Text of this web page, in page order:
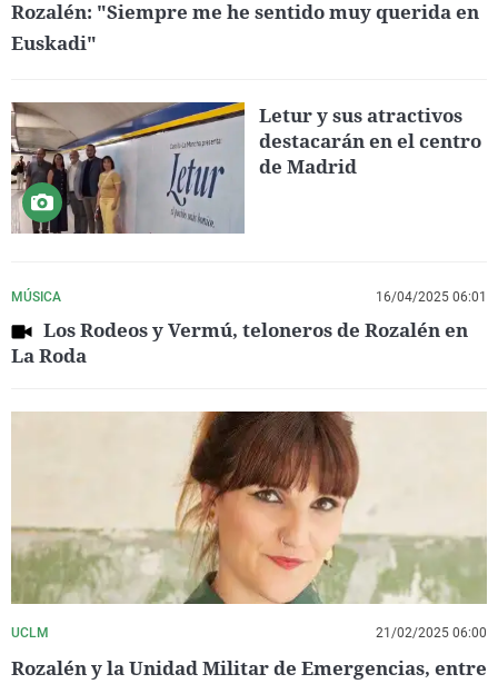
Rozalén: "Siempre me he sentido muy querida en
Euskadi"
Letur y sus atractivos
destacarán en el centro
de Madrid
MÚSICA 16/04/2025 06:01
Los Rodeos y Vermú, teloneros de Rozalén en
La Roda
UCLM 21/02/2025 06:00
Rozalén y la Unidad Militar de Emergencias, entre